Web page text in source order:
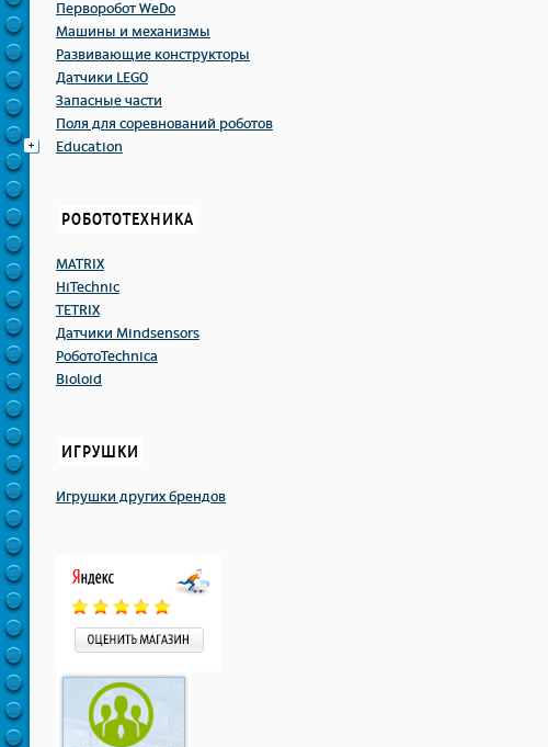
Перворобот WeDo
Машины и механизмы
Развивающие конструкторы
Датчики LEGO
Запасные части
Поля для соревнований роботов
Education
РОБОТОТЕХНИКА
MATRIX
HiTechnic
TETRIX
Датчики Mindsensors
РоботоTechnicа
Bioloid
ИГРУШКИ
Игрушки других брендов